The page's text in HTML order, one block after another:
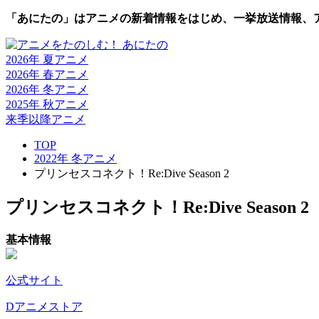
「あにたの」はアニメの新着情報をはじめ、一挙放送情報
2026年 夏アニメ
2026年 春アニメ
2026年 冬アニメ
2025年 秋アニメ
来季以降アニメ
TOP
2022年 冬アニメ
プリンセスコネクト！Re:Dive Season 2
プリンセスコネクト！Re:Dive Season 2
基本情報
公式サイト
Dアニメストア